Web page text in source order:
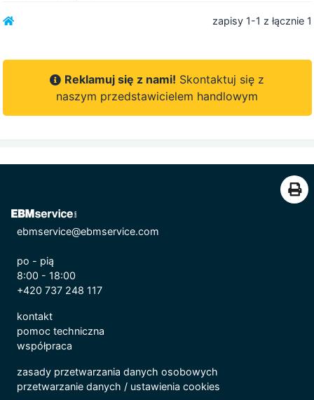
zapisy 1-1 z łącznie 1
Reklamuj się z nami! Skontaktuj się z
naszym przedstawicielem handlowym
ebmservice@ebmservice.com
po - pią
8:00 - 18:00
+420 737 248 117
kontakt
pomoc techniczna
współpraca
zasady przetwarzania danych osobowych
przetwarzanie danych / ustawienia cookies